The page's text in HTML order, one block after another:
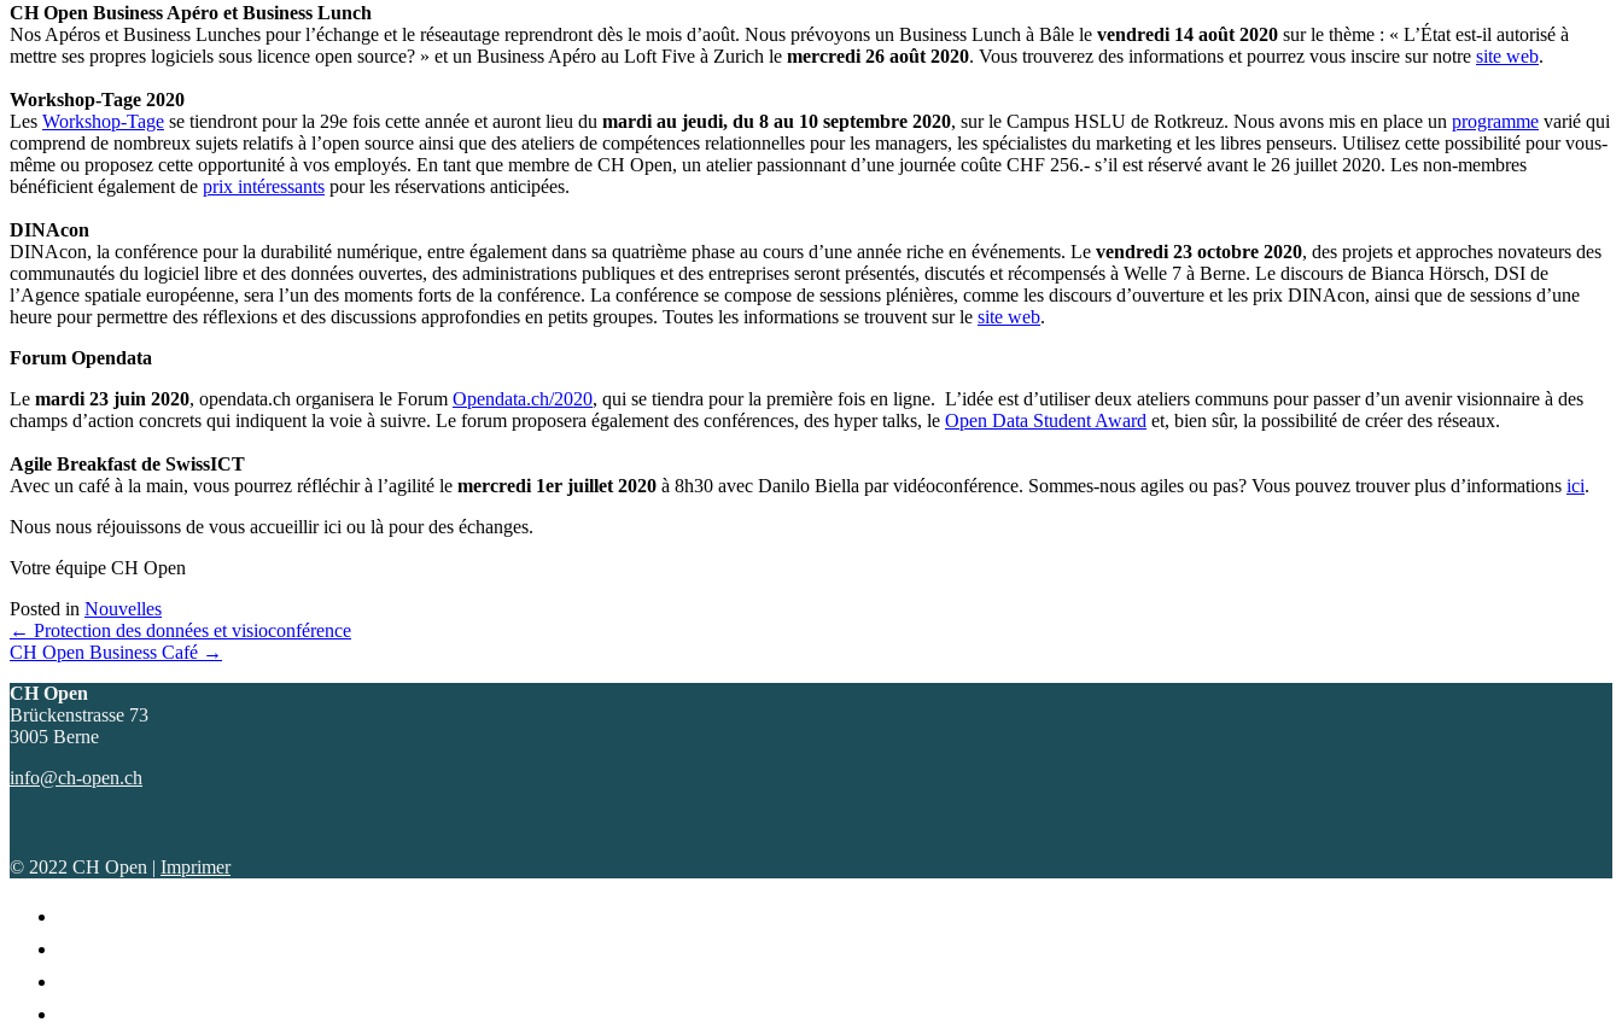
CH Open Business Apéro et Business Lunch
Nos Apéros et Business Lunches pour l’échange et le réseautage reprendront dès le mois d’août. Nous prévoyons un Business Lunch à Bâle le vendredi 14 août 2020 sur le thème : « L’État est-il autorisé à
mettre ses propres logiciels sous licence open source? » et un Business Apéro au Loft Five à Zurich le mercredi 26 août 2020. Vous trouverez des informations et pourrez vous inscire sur notre site web.
Workshop-Tage 2020
Les Workshop-Tage se tiendront pour la 29e fois cette année et auront lieu du mardi au jeudi, du 8 au 10 septembre 2020, sur le Campus HSLU de Rotkreuz. Nous avons mis en place un programme varié qui
comprend de nombreux sujets relatifs à l’open source ainsi que des ateliers de compétences relationnelles pour les managers, les spécialistes du marketing et les libres penseurs. Utilisez cette possibilité pour vous-
même ou proposez cette opportunité à vos employés. En tant que membre de CH Open, un atelier passionnant d’une journée coûte CHF 256.- s’il est réservé avant le 26 juillet 2020. Les non-membres
bénéficient également de prix intéressants pour les réservations anticipées.
DINAcon
DINAcon, la conférence pour la durabilité numérique, entre également dans sa quatrième phase au cours d’une année riche en événements. Le vendredi 23 octobre 2020, des projets et approches novateurs des
communautés du logiciel libre et des données ouvertes, des administrations publiques et des entreprises seront présentés, discutés et récompensés à Welle 7 à Berne. Le discours de Bianca Hörsch, DSI de
l’Agence spatiale européenne, sera l’un des moments forts de la conférence. La conférence se compose de sessions plénières, comme les discours d’ouverture et les prix DINAcon, ainsi que de sessions d’une
heure pour permettre des réflexions et des discussions approfondies en petits groupes. Toutes les informations se trouvent sur le site web.
Forum Opendata
Le mardi 23 juin 2020, opendata.ch organisera le Forum Opendata.ch/2020, qui se tiendra pour la première fois en ligne. L’idée est d’utiliser deux ateliers communs pour passer d’un avenir visionnaire à des
champs d’action concrets qui indiquent la voie à suivre. Le forum proposera également des conférences, des hyper talks, le Open Data Student Award et, bien sûr, la possibilité de créer des réseaux.
Agile Breakfast de SwissICT
Avec un café à la main, vous pourrez réfléchir à l’agilité le mercredi 1er juillet 2020 à 8h30 avec Danilo Biella par vidéoconférence. Sommes-nous agiles ou pas? Vous pouvez trouver plus d’informations ici.
Nous nous réjouissons de vous accueillir ici ou là pour des échanges.
Votre équipe CH Open
Posted in Nouvelles
Posts
navigation
← Protection des données et visioconférence
CH Open Business Café →
CH Open
Brückenstrasse 73
3005 Berne
info@ch-open.ch
© 2022 CH Open | Imprimer